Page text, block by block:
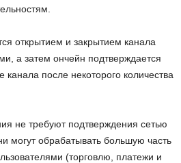
открытием и закрытием канала
а затем ончейн подтверждается
канала после некоторого количества
не требуют подтверждения сетью
могут обрабатывать большую часть
(торговлю, платежи и